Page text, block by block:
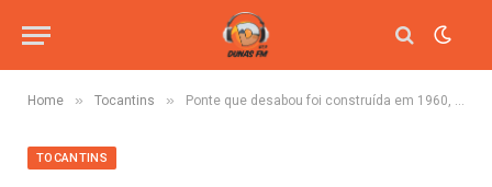
Home » Tocantins » Ponte que desabou foi construída em 1960, passou por reparos em 1998 e precisava de novas obras; veja histórico da estrutura
TOCANTINS